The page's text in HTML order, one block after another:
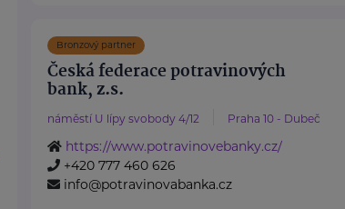
Bronzový partner
Česká federace potravinových
bank, z.s.
náměstí U lípy svobody 4/12 Praha 10 - Dubeč
https://www.potravinovebanky.cz/
+420 777 460 626
info@potravinovabanka.cz